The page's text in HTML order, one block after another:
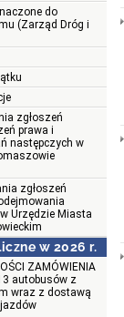
do
(Zarząd Dróg i
zgłoszeń
prawa i
następczych w
zgłoszeń
Urzędzie Miasta
w 2026 r.
ZAMÓWIENIA
autobusów z
wraz z dostawą